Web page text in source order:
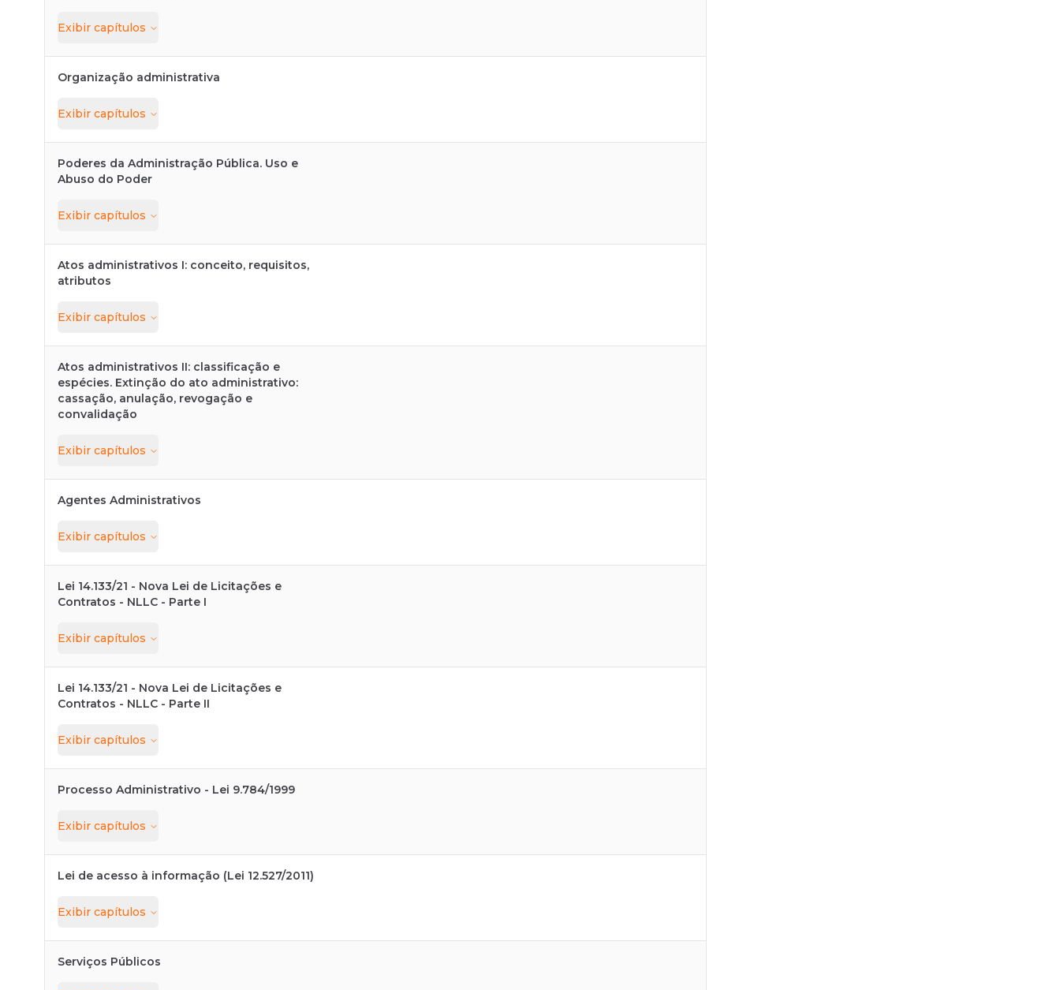
Exibir capítulos
Organização administrativa
Exibir capítulos
Poderes da Administração Pública. Uso e
Abuso do Poder
Exibir capítulos
Atos administrativos I: conceito, requisitos,
atributos
Exibir capítulos
Atos administrativos II: classificação e
espécies. Extinção do ato administrativo:
cassação, anulação, revogação e
convalidação
Exibir capítulos
Agentes Administrativos
Exibir capítulos
Lei 14.133/21 - Nova Lei de Licitações e
Contratos - NLLC - Parte I
Exibir capítulos
Lei 14.133/21 - Nova Lei de Licitações e
Contratos - NLLC - Parte II
Exibir capítulos
Processo Administrativo - Lei 9.784/1999
Exibir capítulos
Lei de acesso à informação (Lei 12.527/2011)
Exibir capítulos
Serviços Públicos